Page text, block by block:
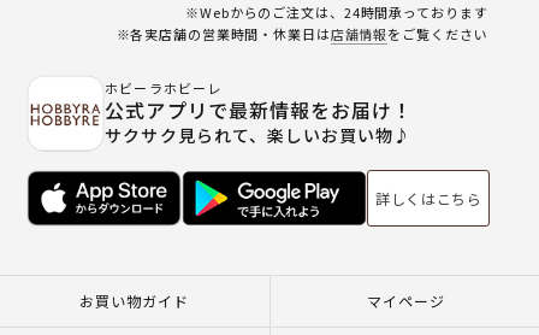
※Webからのご注文は、24時間承っております
※各実店舗の営業時間・休業日は店舗情報をご覧ください
ホビーラホビーレ
公式アプリで最新情報をお届け！
サクサク見られて、楽しいお買い物♪
詳しくはこちら
お買い物ガイド マイページ